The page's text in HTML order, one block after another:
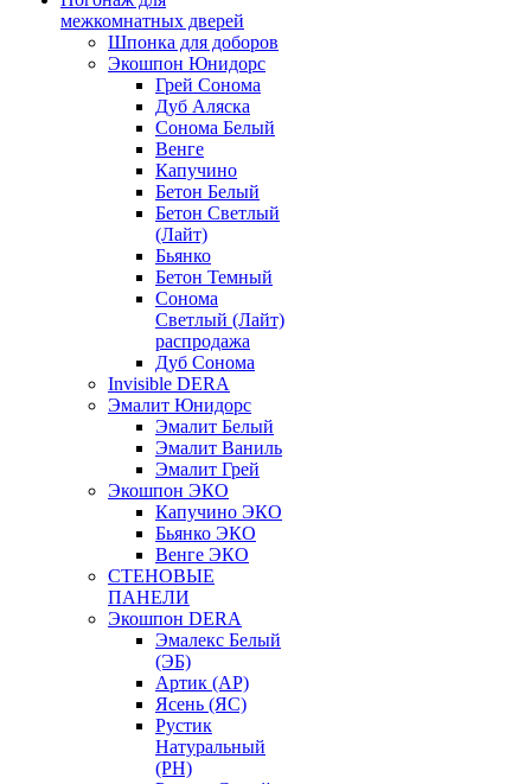
межкомнатных дверей
Шпонка для доборов
Экошпон Юнидорс
Грей Сонома
Дуб Аляска
Сонома Белый
Венге
Капучино
Бетон Белый
Бетон Светлый
(Лайт)
Бьянко
Бетон Темный
Сонома
Светлый (Лайт)
распродажа
Дуб Сонома
Invisible DERA
Эмалит Юнидорс
Эмалит Белый
Эмалит Ваниль
Эмалит Грей
Экошпон ЭКО
Капучино ЭКО
Бьянко ЭКО
Венге ЭКО
СТЕНОВЫЕ
ПАНЕЛИ
Экошпон DERA
Эмалекс Белый
(ЭБ)
Артик (АР)
Ясень (ЯС)
Рустик
Натуральный
(РН)